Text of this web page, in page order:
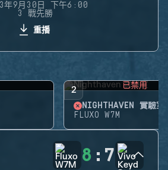
年9月30日 下午6:00
3 戰先勝
重播
2 已禁用
NIGHTHAVEN 實驗室
FLUXO W7M
8 : 7